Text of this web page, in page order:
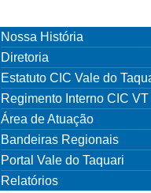
Nossa História
Diretoria
Estatuto CIC Vale do
Regimento Interno CIC VT
Área de Atuação
Bandeiras Regionais
Portal Vale do Taquari
Relatórios